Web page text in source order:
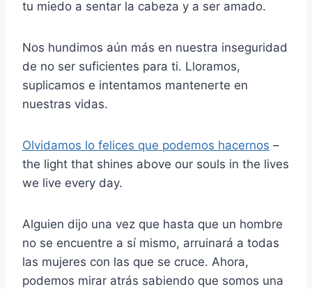
tu miedo a sentar la cabeza y a ser amado.
Nos hundimos aún más en nuestra inseguridad
de no ser suficientes para ti. Lloramos,
suplicamos e intentamos mantenerte en
nuestras vidas.
Olvidamos lo felices que podemos hacernos –
the light that shines above our souls in the lives
we live every day.
Alguien dijo una vez que hasta que un hombre
no se encuentre a sí mismo, arruinará a todas
las mujeres con las que se cruce. Ahora,
podemos mirar atrás sabiendo que somos una